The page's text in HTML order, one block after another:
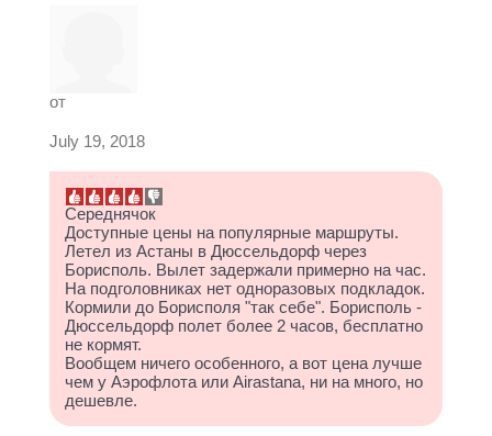
от
July 19, 2018
Середнячок
Доступные цены на популярные маршруты.
Летел из Астаны в Дюссельдорф через
Борисполь. Вылет задержали примерно на час.
На подголовниках нет одноразовых подкладок.
Кормили до Борисполя "так себе". Борисполь -
Дюссельдорф полет более 2 часов, бесплатно
не кормят.
Вообщем ничего особенного, а вот цена лучше
чем у Аэрофлота или Airastana, ни на много, но
дешевле.